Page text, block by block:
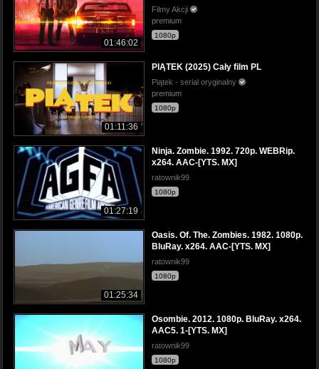
01:46:02
Filmy Akcji
premium
1080p
01:11:36
PIĄTEK (2025) Cały film PL
Piątek - serial oryginalny
premium
1080p
01:27:19
Ninja. Zombie. 1992. 720p. WEBRip.
x264. AAC-[YTS. MX]
ratownik99
1080p
01:25:34
Oasis. Of. The. Zombies. 1982. 1080p.
BluRay. x264. AAC-[YTS. MX]
ratownik99
1080p
Osombie. 2012. 1080p. BluRay. x264.
AAC5. 1-[YTS. MX]
ratownik99
1080p